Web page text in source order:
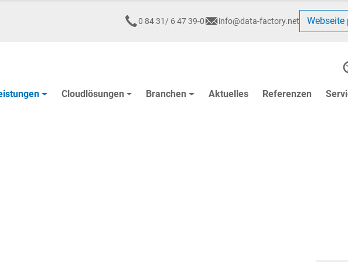
0 84 31/ 6 47 39-0 info@data-factory.net Webseite
Cloudlösungen Branchen Aktuelles Referenzen